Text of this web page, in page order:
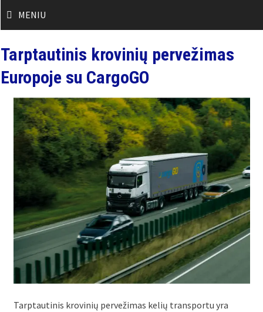
to
MENIU
Tarptautinis krovinių pervežimas
Europoje su CargoGO
Tarptautinis krovinių pervežimas kelių transportu yra